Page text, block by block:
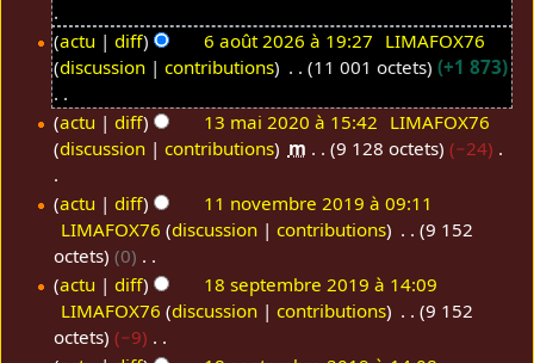
A
u
c
u
n
é
s
u
m
é
actu diff 6 août 2026 à 19:27 LIMAFOX76
discussion
contributions 11 001 octets +1 873
A
u
u
n
r
é
s
u
m
m
actu diff 13 mai 2020 à 15:42 LIMAFOX76
discussion
contributions m 9 128 octets −24
A
u
c
u
n
r
é
actu diff
11 novembre 2019 à 09:11
LIMAFOX76 discussion contributions
9 152
octets
0
A
u
c
actu diff
18 septembre 2019 à 14:09
LIMAFOX76 discussion contributions
9 152
octets
−9